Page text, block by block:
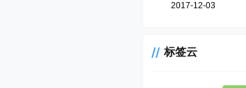
2017-12-03
标签云